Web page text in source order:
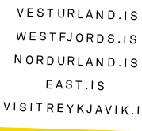
VESTURLAND.IS
WESTFJORDS.IS
NORDURLAND.IS
EAST.IS